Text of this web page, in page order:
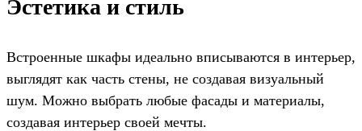
Эстетика и стиль
Встроенные шкафы идеально вписываются в интерьер,
выглядят как часть стены, не создавая визуальный
шум. Можно выбрать любые фасады и материалы,
создавая интерьер своей мечты.